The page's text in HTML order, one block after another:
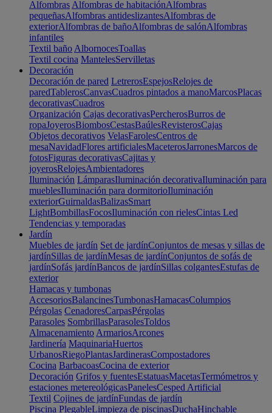
Alfombras Alfombras de habitaciónAlfombras
pequeñasAlfombras antideslizantesAlfombras de
exteriorAlfombras de bañoAlfombras de salónAlfombras
infantiles
Textil baño AlbornocesToallas
Textil cocina MantelesServilletas
Decoración
Decoración de pared LetrerosEspejosRelojes de
paredTablerosCanvasCuadros pintados a manoMarcosPlacas
decorativasCuadros
Organización Cajas decorativasPercherosBurros de
ropaJoyerosBiombosCestasBaúlesRevisterosCajas
Objetos decorativos VelasFarolesCentros de
mesaNavidadFlores artificialesMaceterosJarronesMarcos de
fotosFiguras decorativasCajitas y
joyerosRelojesAmbientadores
Iluminación LámparasIluminación decorativaIluminación para
mueblesIluminación para dormitorioIluminación
exteriorGuirnaldasBalizasSmart
LightBombillasFocosIluminación con rielesCintas Led
Tendencias y temporadas
Jardín
Muebles de jardín Set de jardínConjuntos de mesas y sillas de
jardínSillas de jardínMesas de jardínConjuntos de sofás de
jardínSofás jardínBancos de jardínSillas colgantesEstufas de
exterior
Hamacas y tumbonas
AccesoriosBalancinesTumbonasHamacasColumpios
Pérgolas CenadoresCarpasPérgolas
Parasoles SombrillasParasolesToldos
Almacenamiento ArmariosArcones
Jardinería MaquinariaHuertos
UrbanosRiegoPlantasJardinerasCompostadores
Cocina BarbacoasCocina de exterior
Decoración Grifos y fuentesEstatuasMacetasTermómetros y
estaciones metereológicasPanelesCesped Artificial
Textil Cojines de jardínFundas de jardín
Piscina PlegableLimpieza de piscinasDuchaHinchable